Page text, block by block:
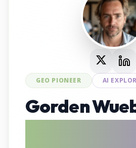
GEO PIONEER AI
Gorden